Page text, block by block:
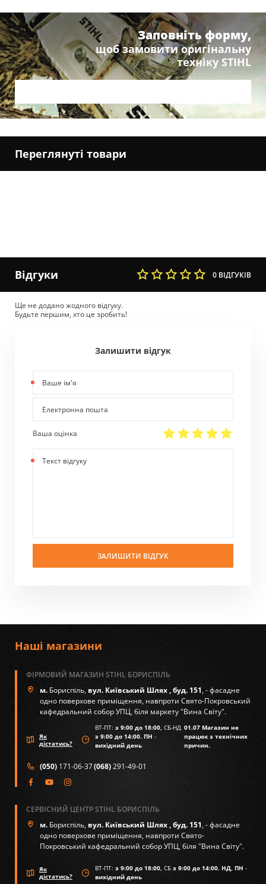
Заповніть форму,
щоб замовити оригінальну
техніку STIHL
Переглянуті товари
Відгуки 0 ВІДГУКІВ
Ще не додано жодного відгуку.
Будьте першим, хто це зробить!
Залишити відгук
ім'я
пошта
Ваша оцінка
відгуку
ЗАЛИШИТИ ВІДГУК
Наші магазини
ФІРМОВИЙ МАГАЗИН STIHL БОРИСПІЛЬ
м. Бориспіль,вул. Київський Шлях , буд. 151, - фасадне
одно поверхове приміщення, навпроти Свято-Покровський
кафедральний собор УПЦ, біля маркету "Вина Світу".
Як
дістатись?
ВТ-ПТ: з 9:00 до 18:00, СБ-НД
з 9:00 до 14:00. ПН -
вихідний день
01.07 Магазин не
працює з технічних
причин.
(050) 171-06-37(068)291-49-01
СЕРВІСНИЙ ЦЕНТР STIHL БОРИСПІЛЬ
м. Бориспіль,вул. Київський Шлях , буд. 151, - фасадне
одно поверхове приміщення, навпроти Свято-
Покровський кафедральний собор УПЦ, біля "Вина Світу".
Як
дістатись?
ВТ-ПТ: з 9:00 до 18:00, СБ з 9:00 до 14:00. НД, ПН -
вихідний день